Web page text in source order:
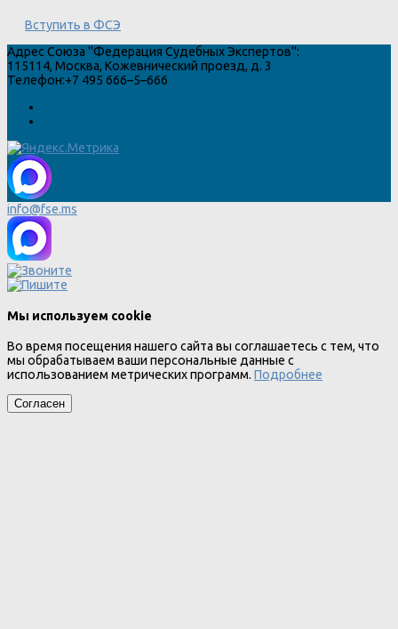
Вступить в ФСЭ
Адрес Союза "Федерация Судебных Экспертов":
115114, Москва, Кожевнический проезд, д. 3
Телефон:+7 495 666–5–666
info@fse.ms
Мы используем cookie
Во время посещения нашего сайта вы соглашаетесь с тем, что
мы обрабатываем ваши персональные данные с
использованием метрических программ. Подробнее
Согласен